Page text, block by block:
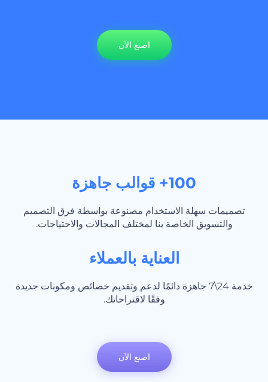
اصنع الآن
100+ قوالب جاهزة
تصميمات سهلة الاستخدام مصنوعة بواسطة فرق التصميم
والتسويق الخاصة بنا لمختلف المجالات والاحتياجات.
العناية بالعملاء
خدمة 24\7 جاهزة دائمًا لدعم وتقديم خصائص ومكونات جديدة
وفقًا لاقتراحاتك.
اصنع الآن